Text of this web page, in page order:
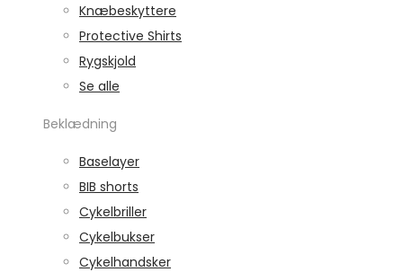
Knæbeskyttere
Protective Shirts
Rygskjold
Se alle
Beklædning
Baselayer
BIB shorts
Cykelbriller
Cykelbukser
Cykelhandsker